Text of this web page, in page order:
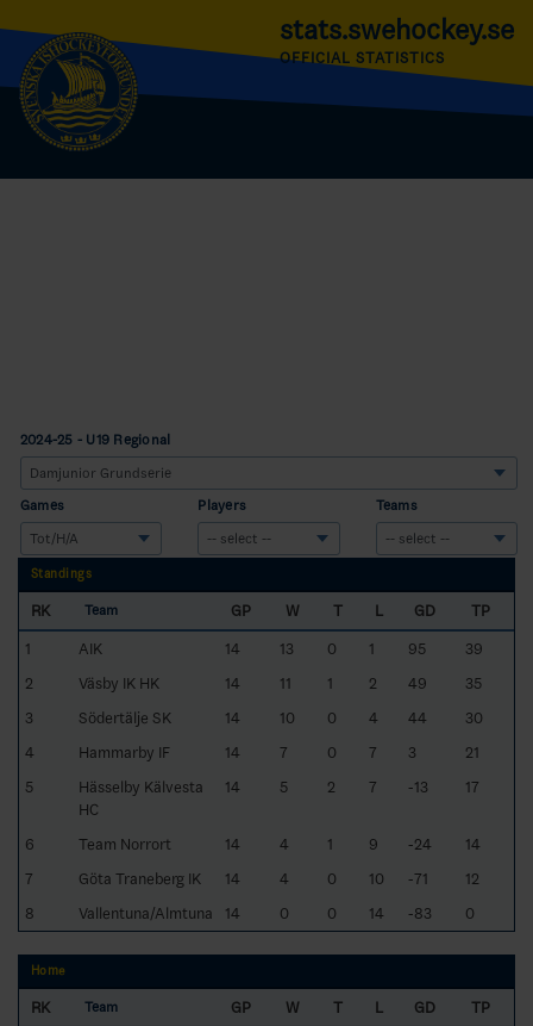
stats.swehockey.se
OFFICIAL STATISTICS
2024-25 - U19 Regional
Games Players Teams
Standings
RK Team GP W T L GD
TP
1
AIK 14 13 0 1 95
39
2
Väsby IK HK 14 11 1 2 49
35
3
Södertälje SK 14 10 0 4 44
30
4
Hammarby IF 14 7 0 7 3
21
5
Hässelby Kälvesta
HC
14 5 2 7 -13 17
6 Team Norrort 14 4 1 9 -24
14
7
Göta Traneberg IK 14 4 0 10 -71
12
8
Vallentuna/Almtuna 14 0 0 14 -83 0
Home
RK Team GP W T L GD
TP